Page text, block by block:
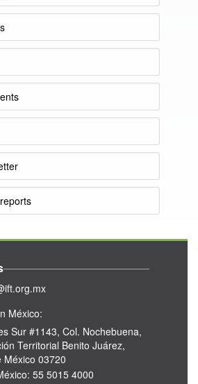
México:
Sur #1143, Col. Nochebuena,
Territorial Benito Juárez,
México 03720
55 5015 4000